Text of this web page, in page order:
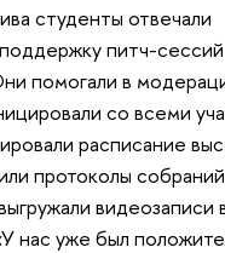
студенты отвечали
питч-сессий
помогали в
со всеми
расписание
протоколы
видеозаписи
нас уже был